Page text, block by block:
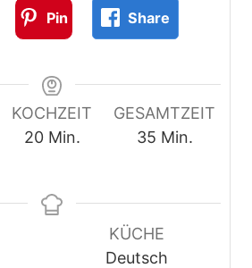
Pin Share
KOCHZEIT
20M
u
Min.
GESAMTZEIT
35M
u
t
e
Min.
KÜCHE
Deutsch